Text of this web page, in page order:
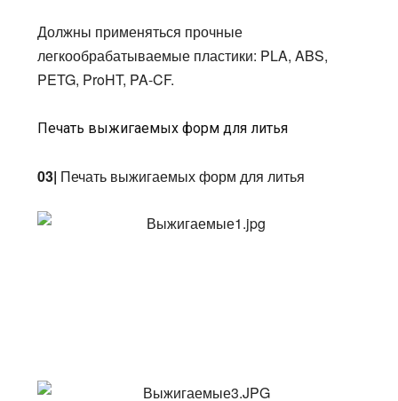
Должны применяться прочные
легкообрабатываемые пластики: PLA, ABS,
PETG, ProHT, PA-CF.
Печать выжигаемых форм для литья
03| Печать выжигаемых форм для литья